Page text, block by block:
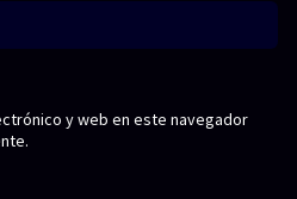
y web en este navegador